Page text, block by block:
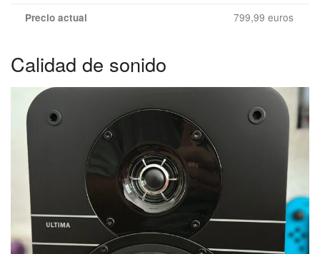
Precio actual 799,99 euros
Calidad de sonido